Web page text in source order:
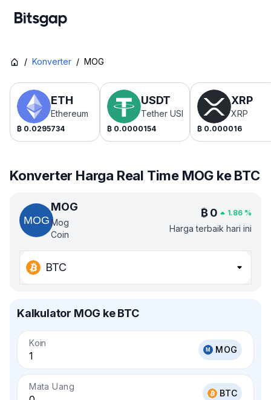
/ Konverter / MOG
ETH
Ethereum
₿ 0.0295734
USDT
Tether USDt
₿ 0.0000154
XRP
XRP
₿ 0.000016
Konverter Harga Real Time MOG ke BTC
MOG
Mog
Coin
₿ 0 1.86 %
Harga terbaik hari ini
BTC
Kalkulator MOG ke BTC
Koin
MOG
Mata Uang
BTC